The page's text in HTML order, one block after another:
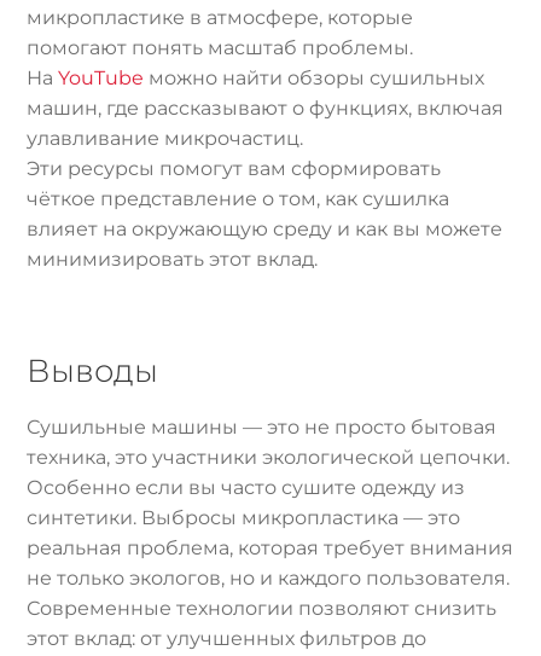
микропластике в атмосфере, которые
помогают понять масштаб проблемы.
НаYouTube можно найти обзоры сушильных
машин, где рассказывают о функциях, включая
улавливание микрочастиц.
Эти ресурсы помогут вам сформировать
чёткое представление о том, как сушилка
влияет на окружающую среду и как вы можете
минимизировать этот вклад.
Выводы
Сушильные машины — это не просто бытовая
техника, это участники экологической цепочки.
Особенно если вы часто сушите одежду из
синтетики. Выбросы микропластика — это
реальная проблема, которая требует внимания
не только экологов, но и каждого пользователя.
Современные технологии позволяют снизить
этот вклад: от улучшенных фильтров до